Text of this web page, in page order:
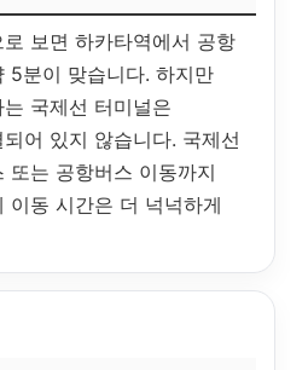
보면 하카타역에서 공항
5분이 맞습니다. 하지만
국제선 터미널은
어 있지 않습니다. 국제선
또는 공항버스 이동까지
이동 시간은 더 넉넉하게